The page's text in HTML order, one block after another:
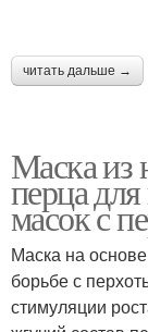
читать дальше →
Маска из
перца
масок с
Маска на
борьбе с
стимуляции